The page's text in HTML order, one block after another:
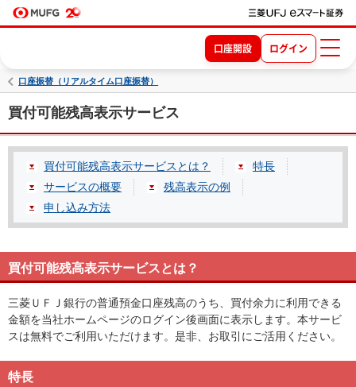
口座開設 ログイン
口座振替（リアルタイム口座振替）
買付可能残高表示サービス
買付可能残高表示サービスとは？
特長
サービスの概要
残高表示の例
申し込み方法
買付可能残高表示サービスとは？
三菱ＵＦＪ銀行の普通預金口座残高のうち、買付余力に利用できる
金額を当社ホームページのログイン後画面に表示します。本サービ
スは無料でご利用いただけます。是非、お取引にご活用ください。
特長